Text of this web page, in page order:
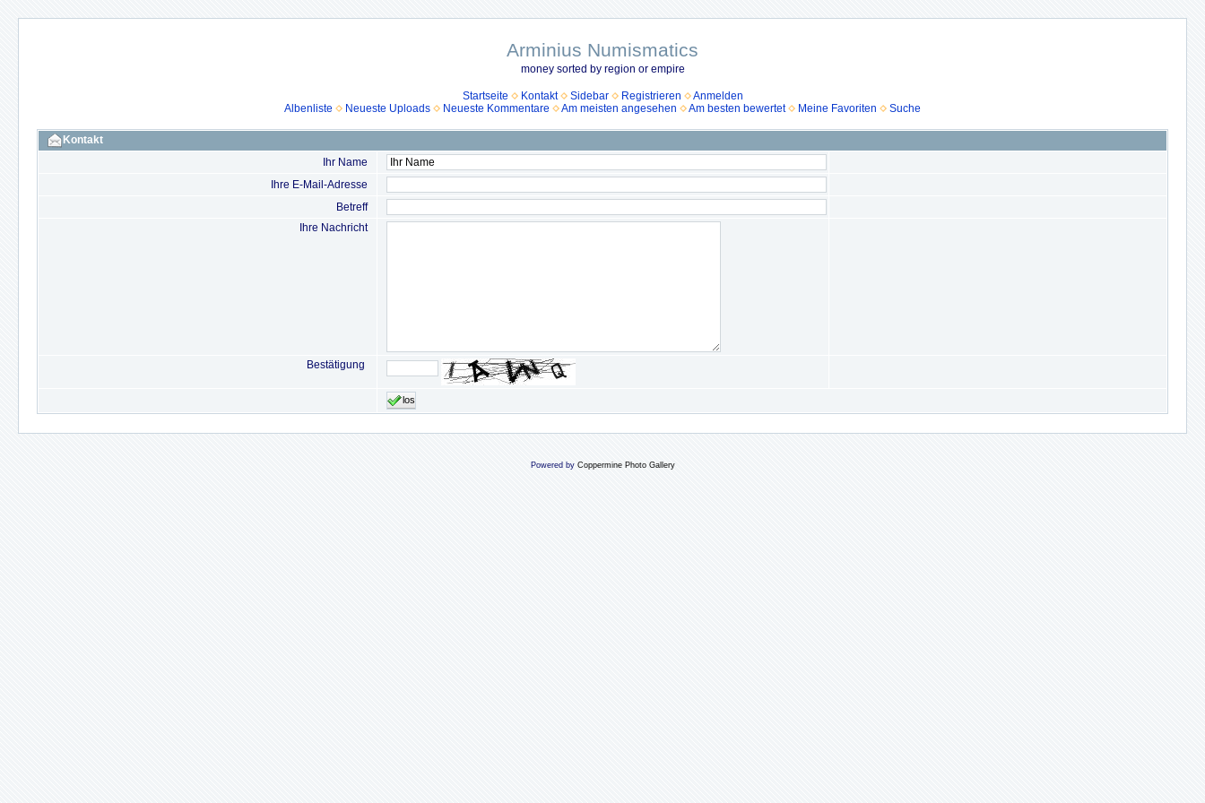
Arminius Numismatics
money sorted by region or empire
Startseite Kontakt Sidebar Registrieren
Anmelden
Albenliste
Neueste Uploads Neueste Kommentare Am meisten angesehen Am besten bewertet Meine Favoriten Suche
Kontakt
Ihr Name
Ihre E-Mail-Adresse
Betreff
Ihre Nachricht
Bestätigung
los
Powered by Coppermine Photo Gallery